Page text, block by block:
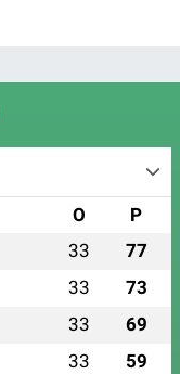
O P
33 77
33 73
33 69
33 59